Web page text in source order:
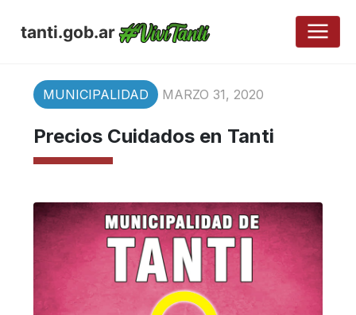
tanti.gob.ar
MUNICIPALIDAD MARZO 31, 2020
Precios Cuidados en Tanti